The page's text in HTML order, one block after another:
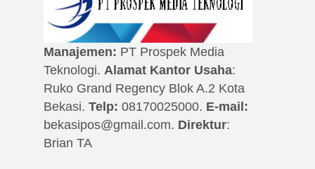
Manajemen: PT Prospek Media
Teknologi. Alamat Kantor Usaha:
Ruko Grand Regency Blok A.2 Kota
Bekasi. Telp: 08170025000. E-mail:
bekasipos@gmail.com. Direktur:
Brian TA